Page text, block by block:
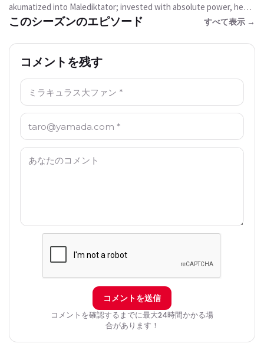
akumatized into Malediktator; invested with absolute power, he
wants to make his daughter's dreams come true so that she stays
このシーズンのエピソード すべて表示 →
コメントを残す
名前: *
Email: *
コメント: *
コメントを送信
コメントを確認するまでに最大24時間かかる場
合があります！